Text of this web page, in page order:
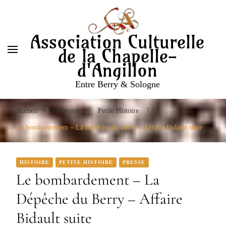
Association Culturelle
de la Chapelle-
d'Angillon
Entre Berry & Sologne
Accueil Histoire Petite Histoire
Le bombardement – La Dépêche du Berry – Affaire Bidault suite
HISTOIRE PETITE HISTOIRE PRESSE
Le bombardement – La
Dépêche du Berry – Affaire
Bidault suite